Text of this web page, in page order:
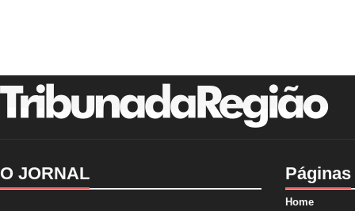
O JORNAL Páginas
Home